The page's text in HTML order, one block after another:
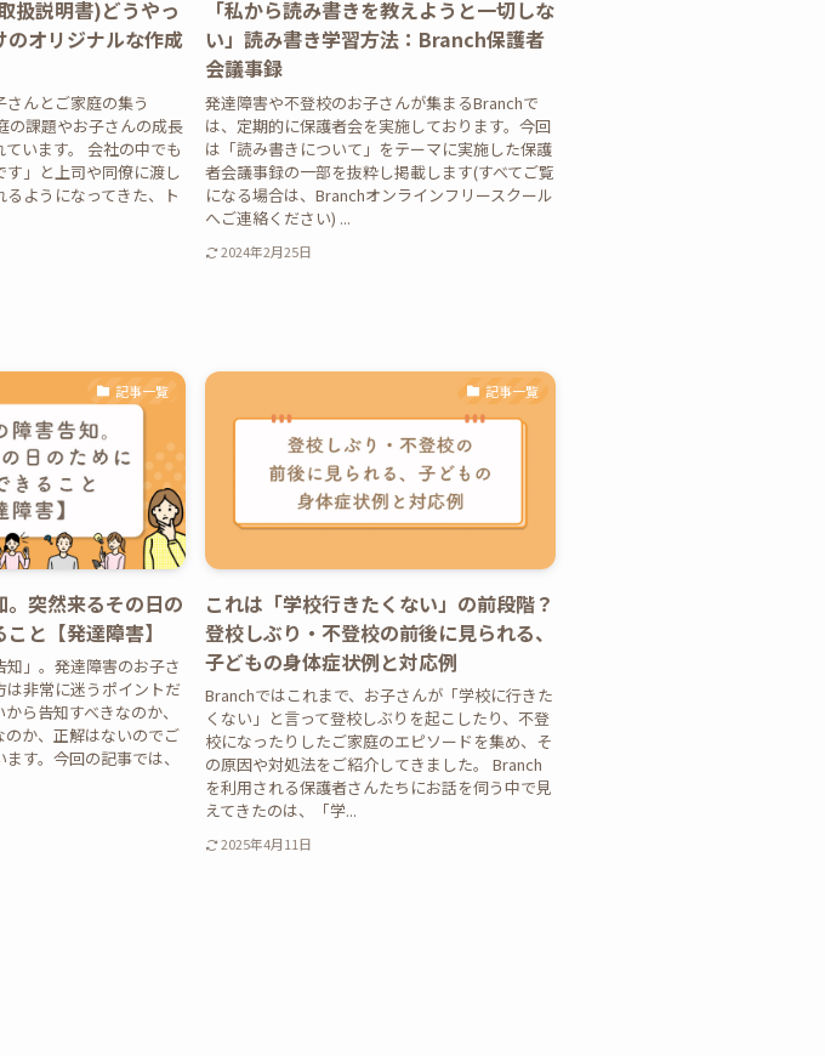
扱説明書)どうやっ
のオリジナルな作成
んとご家庭の集う
の課題やお子さんの成長
います。 会社の中でも
す」と上司や同僚に渡し
ようになってきた、ト
「私から読み書きを教えようと一切しな
い」読み書き学習方法：Branch保護者
会議事録
発達障害や不登校のお子さんが集まるBranchで
は、定期的に保護者会を実施しております。今回
は「読み書きについて」をテーマに実施した保護
者会議事録の一部を抜粋し掲載します(すべてご覧
になる場合は、Branchオンラインフリースクール
へご連絡ください) ...
2024年2月25日
記事一覧
突然来るその日の
と【発達障害】
」。発達障害のお子さ
非常に迷うポイントだ
ら告知すべきなのか、
のか、正解はないのでご
す。今回の記事では、
記事一覧
これは「学校行きたくない」の前段階？
登校しぶり・不登校の前後に見られる、
子どもの身体症状例と対応例
Branchではこれまで、お子さんが「学校に行きた
くない」と言って登校しぶりを起こしたり、不登
校になったりしたご家庭のエピソードを集め、そ
の原因や対処法をご紹介してきました。 Branch
を利用される保護者さんたちにお話を伺う中で見
えてきたのは、「学...
2025年4月11日